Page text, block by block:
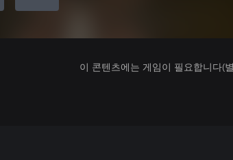
이 콘텐츠에는 게임이 필요합니다(